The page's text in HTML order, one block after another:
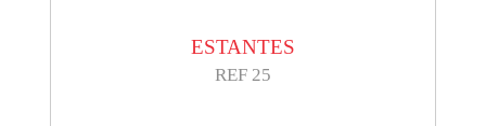
ESTANTES
REF 25